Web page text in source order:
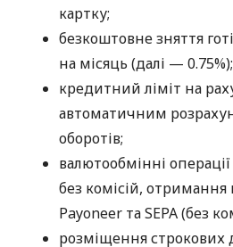
картку;
безкоштовне зняття
на місяць (далі — 0.75%);
кредитний ліміт на
автоматичним
оборотів;
валютообмінні
без комісій, отримання
Payoneer та SEPA (без
розміщення строкових